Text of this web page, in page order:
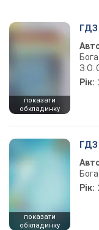
показати
обкладинку
ГДЗ
З.О.
Рік:
показати
обкладинку
ГДЗ
Рік: